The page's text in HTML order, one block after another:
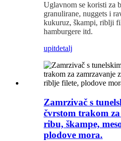
Uglavnom se koristi za
granulirane, nuggets i
kukuruz, škampi, riblji
hamburgere itd.
upitdetalj
Zamrzivač s
čvrstom trakom
ribu, škampe,
plodove mora.